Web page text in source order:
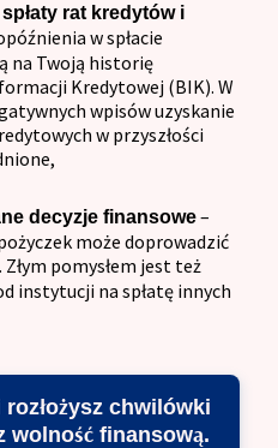
rat kredytów i
w spłacie
na Twoją historię
Kredytowej (BIK). W
wpisów uzyskanie
w przyszłości
decyzje finansowe–
może doprowadzić
. Złym pomysłem jest też
instytucji na spłatę innych
chwilówki
wolność finansową.